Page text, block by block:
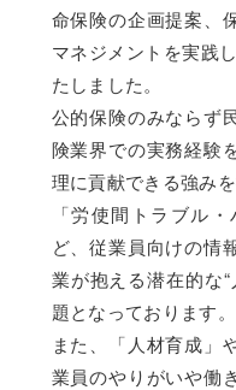
命保険の企画提案、
マネジメントを実践
たしました。
公的保険のみならず
険業界での実務経験
理に貢献できる強みを
「労使間トラブル
ど、従業員向けの情
業が抱える潜在的な
題となっております。
また、「人材育成」
業員のやりがいや働